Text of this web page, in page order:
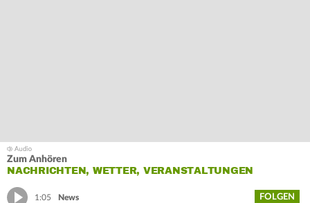
Zum Anhören
NACHRICHTEN, WETTER, VERANSTALTUNGEN
1:05 News FOLGEN